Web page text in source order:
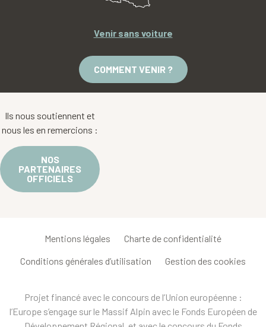
Venir sans voiture
COMMENT VENIR ?
Ils nous soutiennent et
nous les en remercions :
NOS
PARTENAIRES
OFFICIELS
Mentions légales Charte de confidentialité
Conditions générales d’utilisation Gestion des cookies
Projet financé avec le concours de l’Union européenne :
l’Europe s’engage sur le Massif Alpin avec le Fonds Européen de